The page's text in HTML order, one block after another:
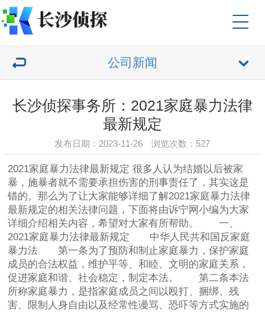
公司新闻
长沙侦探事务所：2021家庭暴力法律
最新规定
发布日期：2023-11-26 浏览次数：527
2021家庭暴力法律最新规定 很多人认为结婚以后被家
暴，施暴者就不需要承担伤害的刑事责任了，其实这是
错的。那么为了让大家能够详细了解2021家庭暴力法律
最新规定的相关法律问题，下面将由诉宁网小编为大家
详细介绍相关内容，希望对大家有所帮助。 一、
2021家庭暴力法律最新规定 中华人民共和国反家庭
暴力法 第一条为了预防和制止家庭暴力，保护家庭
成员的合法权益，维护平等、和睦、文明的家庭关系，
促进家庭和谐、社会稳定，制定本法。 第二条本法
所称家庭暴力，是指家庭成员之间以殴打、捆绑、残
害、限制人身自由以及经常性谩骂、恐吓等方式实施的